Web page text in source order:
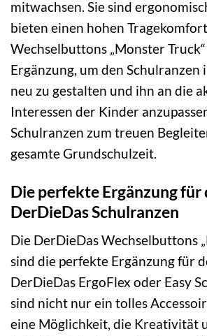
mitwachsen. Sie sind
bieten einen hohen
Wechselbuttons „Monster
Ergänzung, um den
neu zu gestalten und ihn an die
Interessen der Kinder
Schulranzen zum treuen
gesamte Grundschulzeit.
Die perfekte Ergänzung für
DerDieDas Schulranzen
Die DerDieDas Wechselbuttons
sind die perfekte Ergänzung für
DerDieDas ErgoFlex oder Easy
sind nicht nur ein tolles
eine Möglichkeit, die Kreativität